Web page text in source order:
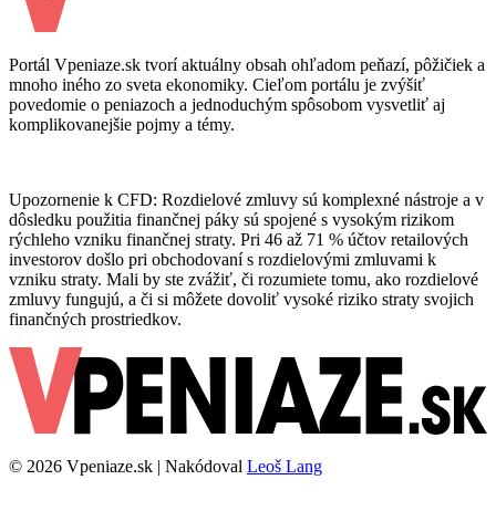
Portál Vpeniaze.sk tvorí aktuálny obsah ohľadom peňazí, pôžičiek a
mnoho iného zo sveta ekonomiky. Cieľom portálu je zvýšiť
povedomie o peniazoch a jednoduchým spôsobom vysvetliť aj
komplikovanejšie pojmy a témy.
Upozornenie k CFD: Rozdielové zmluvy sú komplexné nástroje a v
dôsledku použitia finančnej páky sú spojené s vysokým rizikom
rýchleho vzniku finančnej straty. Pri 46 až 71 % účtov retailových
investorov došlo pri obchodovaní s rozdielovými zmluvami k
vzniku straty. Mali by ste zvážiť, či rozumiete tomu, ako rozdielové
zmluvy fungujú, a či si môžete dovoliť vysoké riziko straty svojich
finančných prostriedkov.
© 2026 Vpeniaze.sk | Nakódoval Leoš Lang